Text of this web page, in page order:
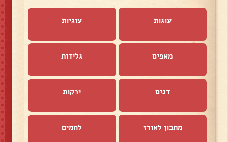
עוגות עוגיות
מאפים גלידות
דגים ירקות
מתכון לאורז לחמים